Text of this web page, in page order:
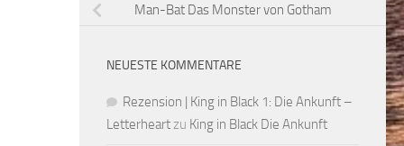
Man-Bat Das Monster von Gotham
NEUESTE KOMMENTARE
Rezension | King in Black 1: Die Ankunft –
Letterheartzu King in Black Die Ankunft